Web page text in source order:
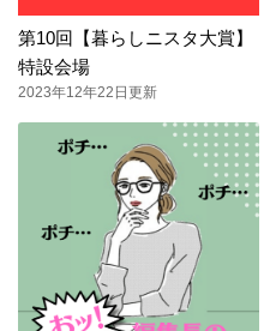
第10回【暮らしニスタ大賞】
特設会場
2023年12年22日更新